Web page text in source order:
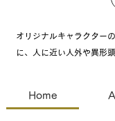
オリジナルキャラクター
に、人に近い人外や異形
Home